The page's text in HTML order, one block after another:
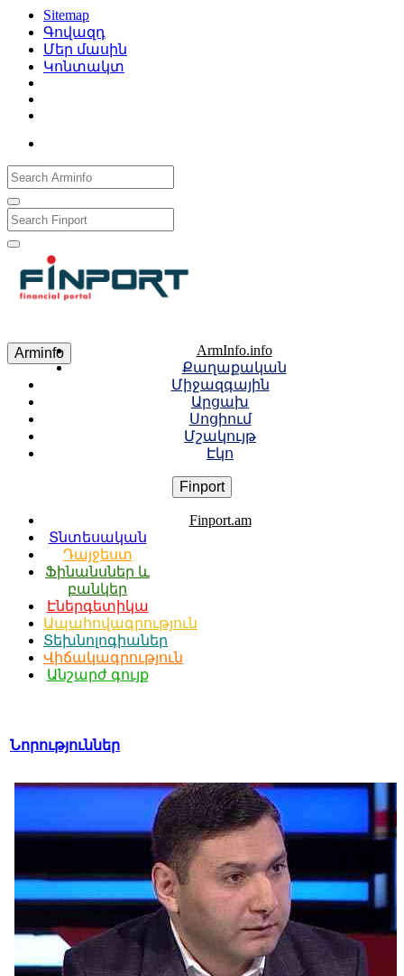
Sitemap
Գովազդ
Մեր մասին
Կոնտակտ
Arminfo
ArmInfo.info
Քաղաքական
Միջազգային
Արցախ
Սոցիում
Մշակույթ
Էկո
Finport
Finport.am
Տնտեսական
Դայջեստ
Ֆինանսներ և
բանկեր
Էներգետիկա
Ապահովագրություն
Տեխնոլոգիաներ
Վիճակագրություն
Անշարժ գույք
Նորություններ